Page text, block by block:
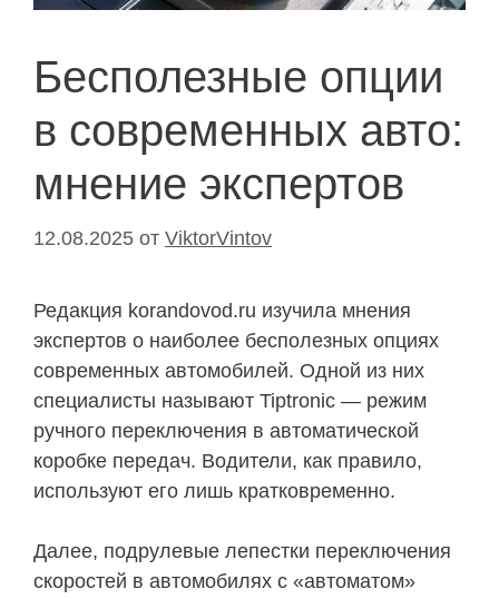
Бесполезные опции
в современных авто:
мнение экспертов
12.08.2025 от ViktorVintov
Редакция korandovod.ru изучила мнения
экспертов о наиболее бесполезных опциях
современных автомобилей. Одной из них
специалисты называют Tiptronic — режим
ручного переключения в автоматической
коробке передач. Водители, как правило,
используют его лишь кратковременно.
Далее, подрулевые лепестки переключения
скоростей в автомобилях с «автоматом»